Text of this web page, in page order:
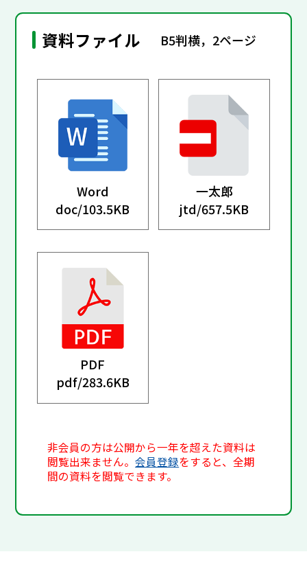
資料ファイル B5判横，2ページ
Word
doc/103.5KB
一太郎
jtd/657.5KB
PDF
pdf/283.6KB
非会員の方は公開から一年を超えた資料は
閲覧出来ません。会員登録をすると、全期
間の資料を閲覧できます。